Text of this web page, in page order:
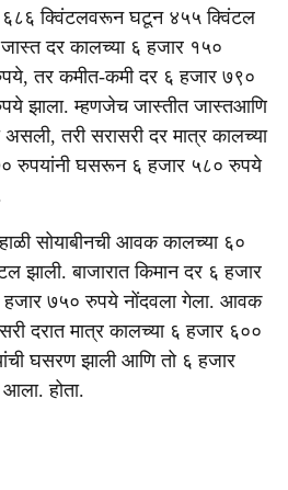
६८६ क्विंटलवरून घटून ४५५ क्विंटल
जास्त दर कालच्या ६ हजार १५०
तर कमीत-कमी दर ६ हजार ७९०
झाला. म्हणजेच जास्तीत जास्तआणि
तरी सरासरी दर मात्र कालच्या
रुपयांनी घसरून ६ हजार ५८० रुपये
सोयाबीनची आवक कालच्या ६०
झाली. बाजारात किमान दर ६ हजार
७५० रुपये नोंदवला गेला. आवक
दरात मात्र कालच्या ६ हजार ६००
घसरण झाली आणि तो ६ हजार
होता.